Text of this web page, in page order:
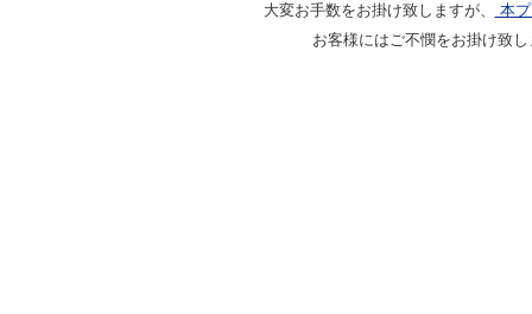
大変お手数をお掛け致しますが、
本
お客様にはご不憫をお掛け致